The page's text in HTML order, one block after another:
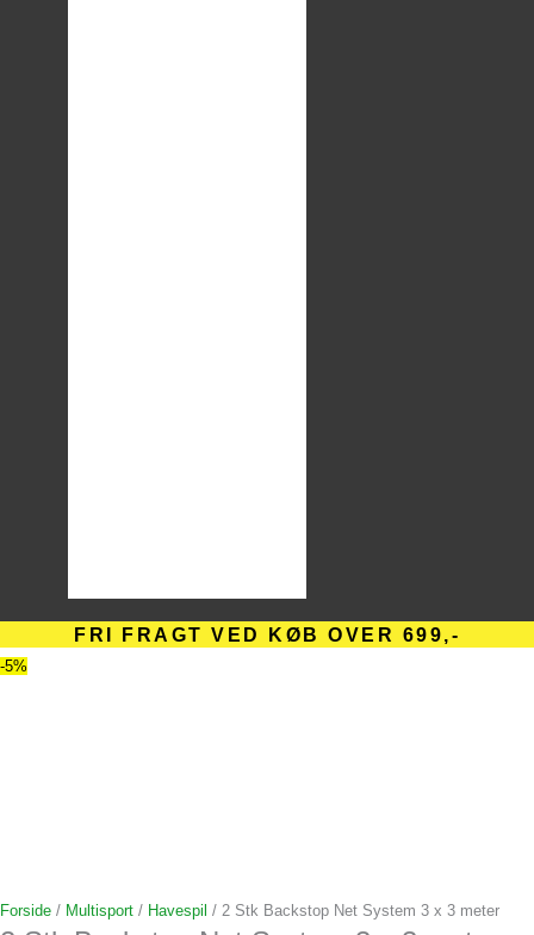
FRI FRAGT VED KØB OVER 699,-
-5%
Forside / Multisport / Havespil / 2 Stk Backstop Net System 3 x 3 meter